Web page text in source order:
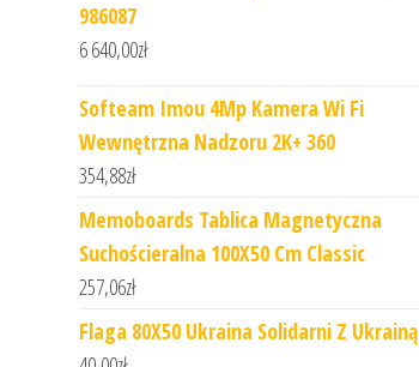
986087
6 640,00zł
Softeam Imou 4Mp Kamera Wi Fi
Wewnętrzna Nadzoru 2K+ 360
354,88zł
Memoboards Tablica Magnetyczna
Suchościeralna 100X50 Cm Classic
257,06zł
Flaga 80X50 Ukraina Solidarni Z Ukrainą